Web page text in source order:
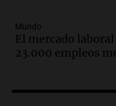
Episodios
Audio.
financiero
Mundo
El mercado laboral
23.000 empleos